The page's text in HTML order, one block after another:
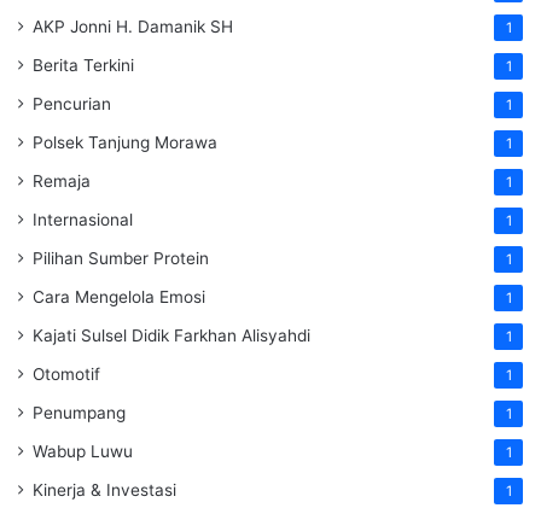
AKP Jonni H. Damanik SH 1
Berita Terkini 1
Pencurian 1
Polsek Tanjung Morawa 1
Remaja 1
Internasional 1
Pilihan Sumber Protein 1
Cara Mengelola Emosi 1
Kajati Sulsel Didik Farkhan Alisyahdi 1
Otomotif 1
Penumpang 1
Wabup Luwu 1
Kinerja & Investasi 1